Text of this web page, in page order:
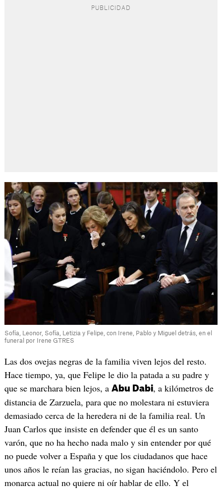
Sofía, Leonor, Sofía, Letizia y Felipe, con Irene, Pablo y Miguel detrás, en el
funeral por Irene GTRES
Las dos ovejas negras de la familia viven lejos del resto.
Hace tiempo, ya, que Felipe le dio la patada a su padre y
que se marchara bien lejos, a Abu Dabi, a kilómetros de
distancia de Zarzuela, para que no molestara ni estuviera
demasiado cerca de la heredera ni de la familia real. Un
Juan Carlos que insiste en defender que él es un santo
varón, que no ha hecho nada malo y sin entender por qué
no puede volver a España y que los ciudadanos que hace
unos años le reían las gracias, no sigan haciéndolo. Pero el
monarca actual no quiere ni oír hablar de ello. Y el